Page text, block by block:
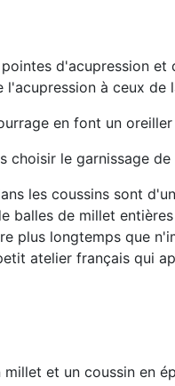
d'acupression
l'acupression à ceux
en font un
choisir le garnissage
les coussins sont
balles de millet
plus longtemps que
atelier français qui
et un coussin en